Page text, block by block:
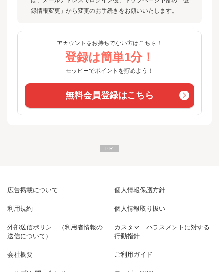
録情報変更」から変更のお手続きをお願いいたします。
アカウントをお持ちでない方はこちら！
登録は簡単1分！
モッピーでポイントを貯めよう！
無料会員登録はこちら
広告掲載について 個人情報保護方針
利用規約 個人情報取り扱い
外部送信ポリシー（利用者情報の
送信について）
カスタマーハラスメントに対する
行動指針
会社概要 ご利用ガイド